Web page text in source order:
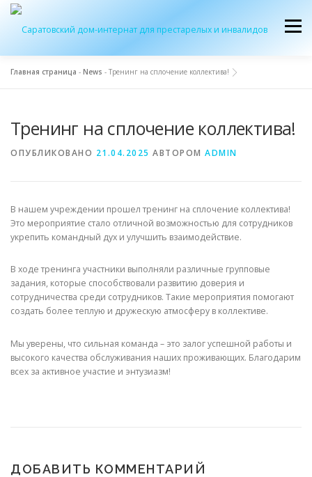
Перейти
содержимому
Меню
ЖУРНАЛ “ДОМ” КОНТАКТЫ
Главная страница - News - Тренинг на сплочение коллектива!
Тренинг на сплочение коллектива!
ОПУБЛИКОВАНО 21.04.2025 АВТОРОМ ADMIN
В нашем учреждении прошел тренинг на сплочение коллектива!
Это мероприятие стало отличной возможностью для сотрудников
укрепить командный дух и улучшить взаимодействие.
В ходе тренинга участники выполняли различные групповые
задания, которые способствовали развитию доверия и
сотрудничества среди сотрудников. Такие мероприятия помогают
создать более теплую и дружескую атмосферу в коллективе.
Мы уверены, что сильная команда – это залог успешной работы и
высокого качества обслуживания наших проживающих. Благодарим
всех за активное участие и энтузиазм!
ДОБАВИТЬ КОММЕНТАРИЙ